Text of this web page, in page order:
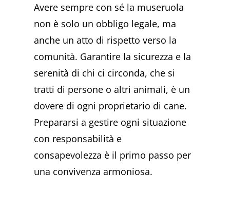
Avere sempre con sé la museruola
non è solo un obbligo legale, ma
anche un atto di rispetto verso la
comunità. Garantire la sicurezza e la
serenità di chi ci circonda, che si
tratti di persone o altri animali, è un
dovere di ogni proprietario di cane.
Prepararsi a gestire ogni situazione
con responsabilità e
consapevolezza è il primo passo per
una convivenza armoniosa.